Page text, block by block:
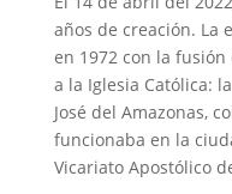
años de creación. La
en 1972 con la
a la Iglesia Católica:
José del Amazonas,
funcionaba en la
Vicariato Apostólico